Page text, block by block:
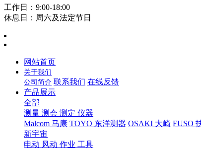
工作日：9:00-18:00
休息日：周六及法定节日
网站首页
关于我们
公司简介 联系我们 在线反馈
产品展示
全部
测量 测会 测定 仪器
Malcom 马康 TOYO 东洋测器 OSAKI 大崎 FUSO
新宇宙
电动 风动 作业 工具